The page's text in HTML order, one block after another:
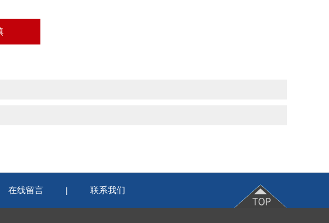
在线留言 | 联系我们